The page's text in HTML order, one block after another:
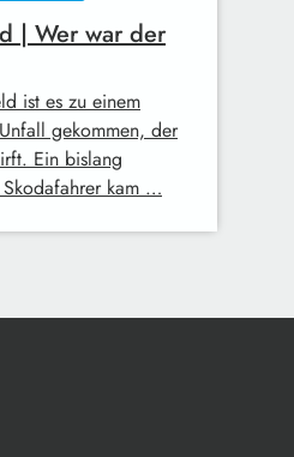
| Wer war der
ist es zu einem
gekommen, der
Ein bislang
Skodafahrer kam …